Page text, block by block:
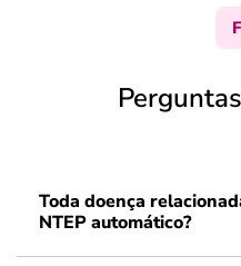
Toda doença
NTEP automático?